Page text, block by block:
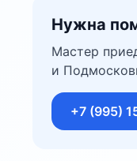
Нужна
Мастер
и
+7 (995)